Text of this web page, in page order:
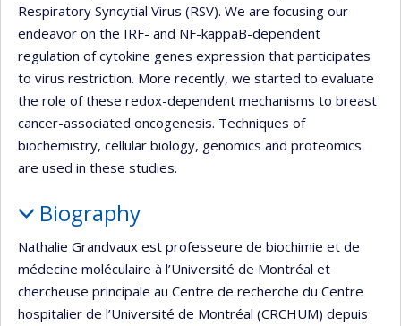
Respiratory Syncytial Virus (RSV). We are focusing our
endeavor on the IRF- and NF-kappaB-dependent
regulation of cytokine genes expression that participates
to virus restriction. More recently, we started to evaluate
the role of these redox-dependent mechanisms to breast
cancer-associated oncogenesis. Techniques of
biochemistry, cellular biology, genomics and proteomics
are used in these studies.
Biography
Nathalie Grandvaux est professeure de biochimie et de
médecine moléculaire à l’Université de Montréal et
chercheuse principale au Centre de recherche du Centre
hospitalier de l’Université de Montréal (CRCHUM) depuis